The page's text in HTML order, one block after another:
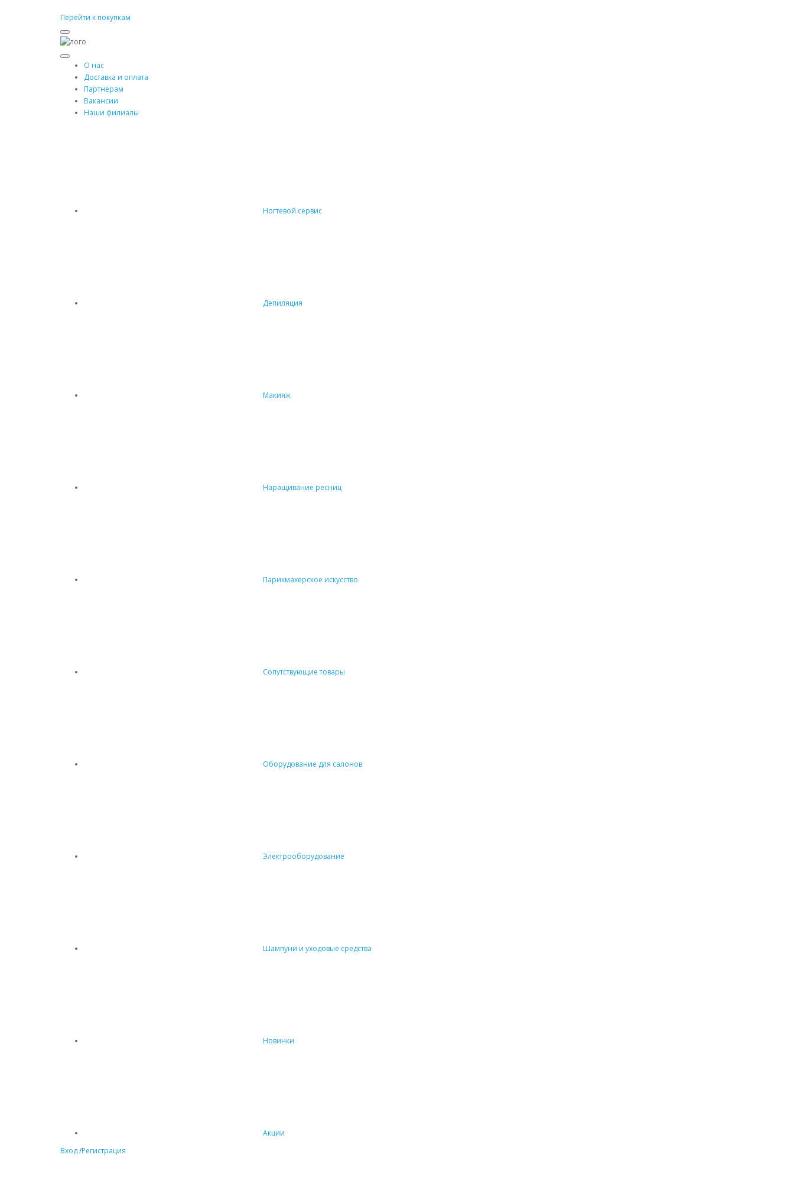
Перейти к покупкам
О нас
Доставка и оплата
Партнерам
Вакансии
Наши филиалы
Ногтевой сервис
Депиляция
Макияж
Наращивание ресниц
Парикмахерское искусство
Сопутствующие товары
Оборудование для салонов
Электрооборудование
Шампуни и уходовые средства
Новинки
Акции
Вход/Регистрация